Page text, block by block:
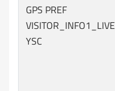
GPS PREF
VISITOR_INFO1_LIVE
YSC